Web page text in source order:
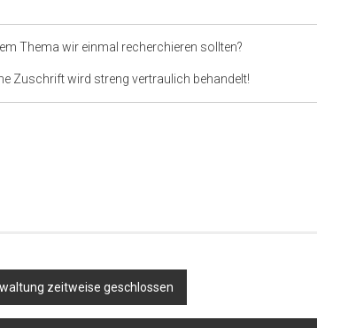
Thema wir einmal recherchieren sollten?
Zuschrift wird streng vertraulich behandelt!
zeitweise geschlossen